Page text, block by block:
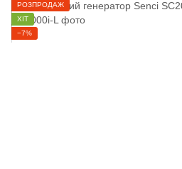
РОЗПРОДАЖ
ХІТ
−7%